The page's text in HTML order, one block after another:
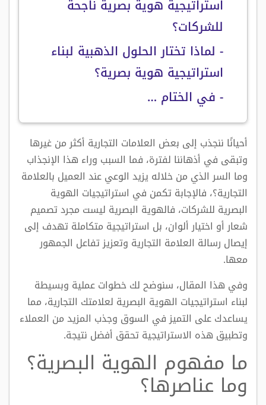
استراتيجية هوية بصرية ناجحة
للشركات؟
- لماذا تختار الحلول الذهبية لبناء
استراتيجية هوية بصرية؟
- في الختام …
أحيانًا ننجذب إلى بعض العلامات التجارية أكثر من غيرها
وتبقى في أذهاننا لفترة، فما السبب وراء هذا الإنجذاب
وما السر الذي من خلاله يزيد الوعي عند العميل بالعلامة
التجارية؟، فالإجابة تكمن في استراتيجيات الهوية
البصرية للشركات، فالهوية البصرية ليست مجرد تصميم
شعار أو اختيار ألوان، بل استراتيجية متكاملة تهدف إلى
إيصال رسالة العلامة التجارية وتعزيز تفاعل الجمهور
معها.
وفي هذا المقال، سنوضح لك خطوات عملية وبسيطة
لبناء استراتيجيات الهوية البصرية لعلامتك التجارية، مما
يساعدك على التميز في السوق وجذب المزيد من العملاء
وتطبيق هذه الاستراتيجية تحقق أفضل نتيجة.
ما مفهوم الهوية البصرية؟
وما عناصرها؟